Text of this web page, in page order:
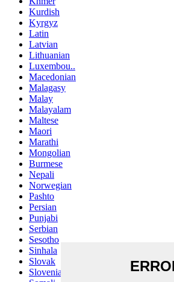
Kurdish
Kyrgyz
Latin
Latvian
Lithuanian
Luxembou..
Macedonian
Malagasy
Malay
Malayalam
Maltese
Maori
Marathi
Mongolian
Burmese
Nepali
Norwegian
Pashto
Persian
Punjabi
Serbian
Sesotho
Sinhala
Slovak
Slovenian